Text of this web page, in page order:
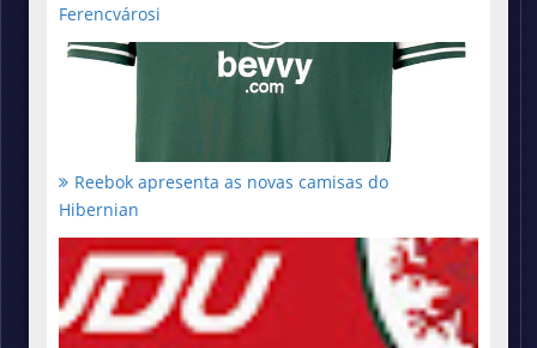
Ferencvárosi
Reebok apresenta as novas camisas do
Hibernian